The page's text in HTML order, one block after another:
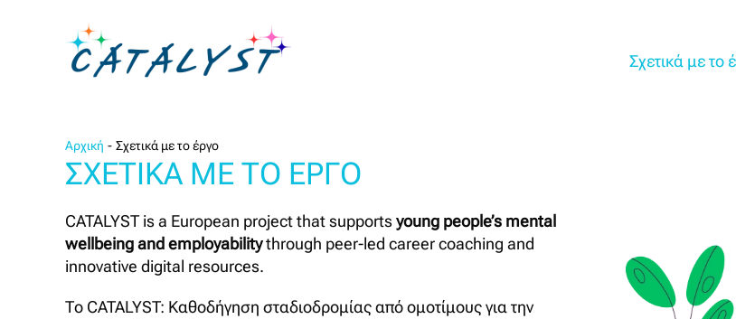
Σχετικά με το
Αρχική Σχετικά με το έργο
ΣΧΕΤΙΚΆ ΜΕ ΤΟ ΈΡΓΟ
CATALYST is a European project that supportsyoung people’s mental
wellbeing and employabilitythrough peer-led career coaching and
innovative digital resources.
Το CATALYST: Καθοδήγηση σταδιοδρομίας από ομοτίμους για την